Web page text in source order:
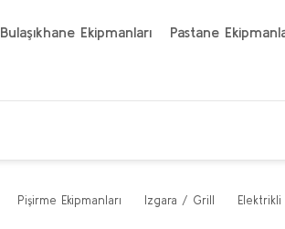
Bulaşıkhane Ekipmanları Pastane
Pişirme Ekipmanları Izgara / Grill